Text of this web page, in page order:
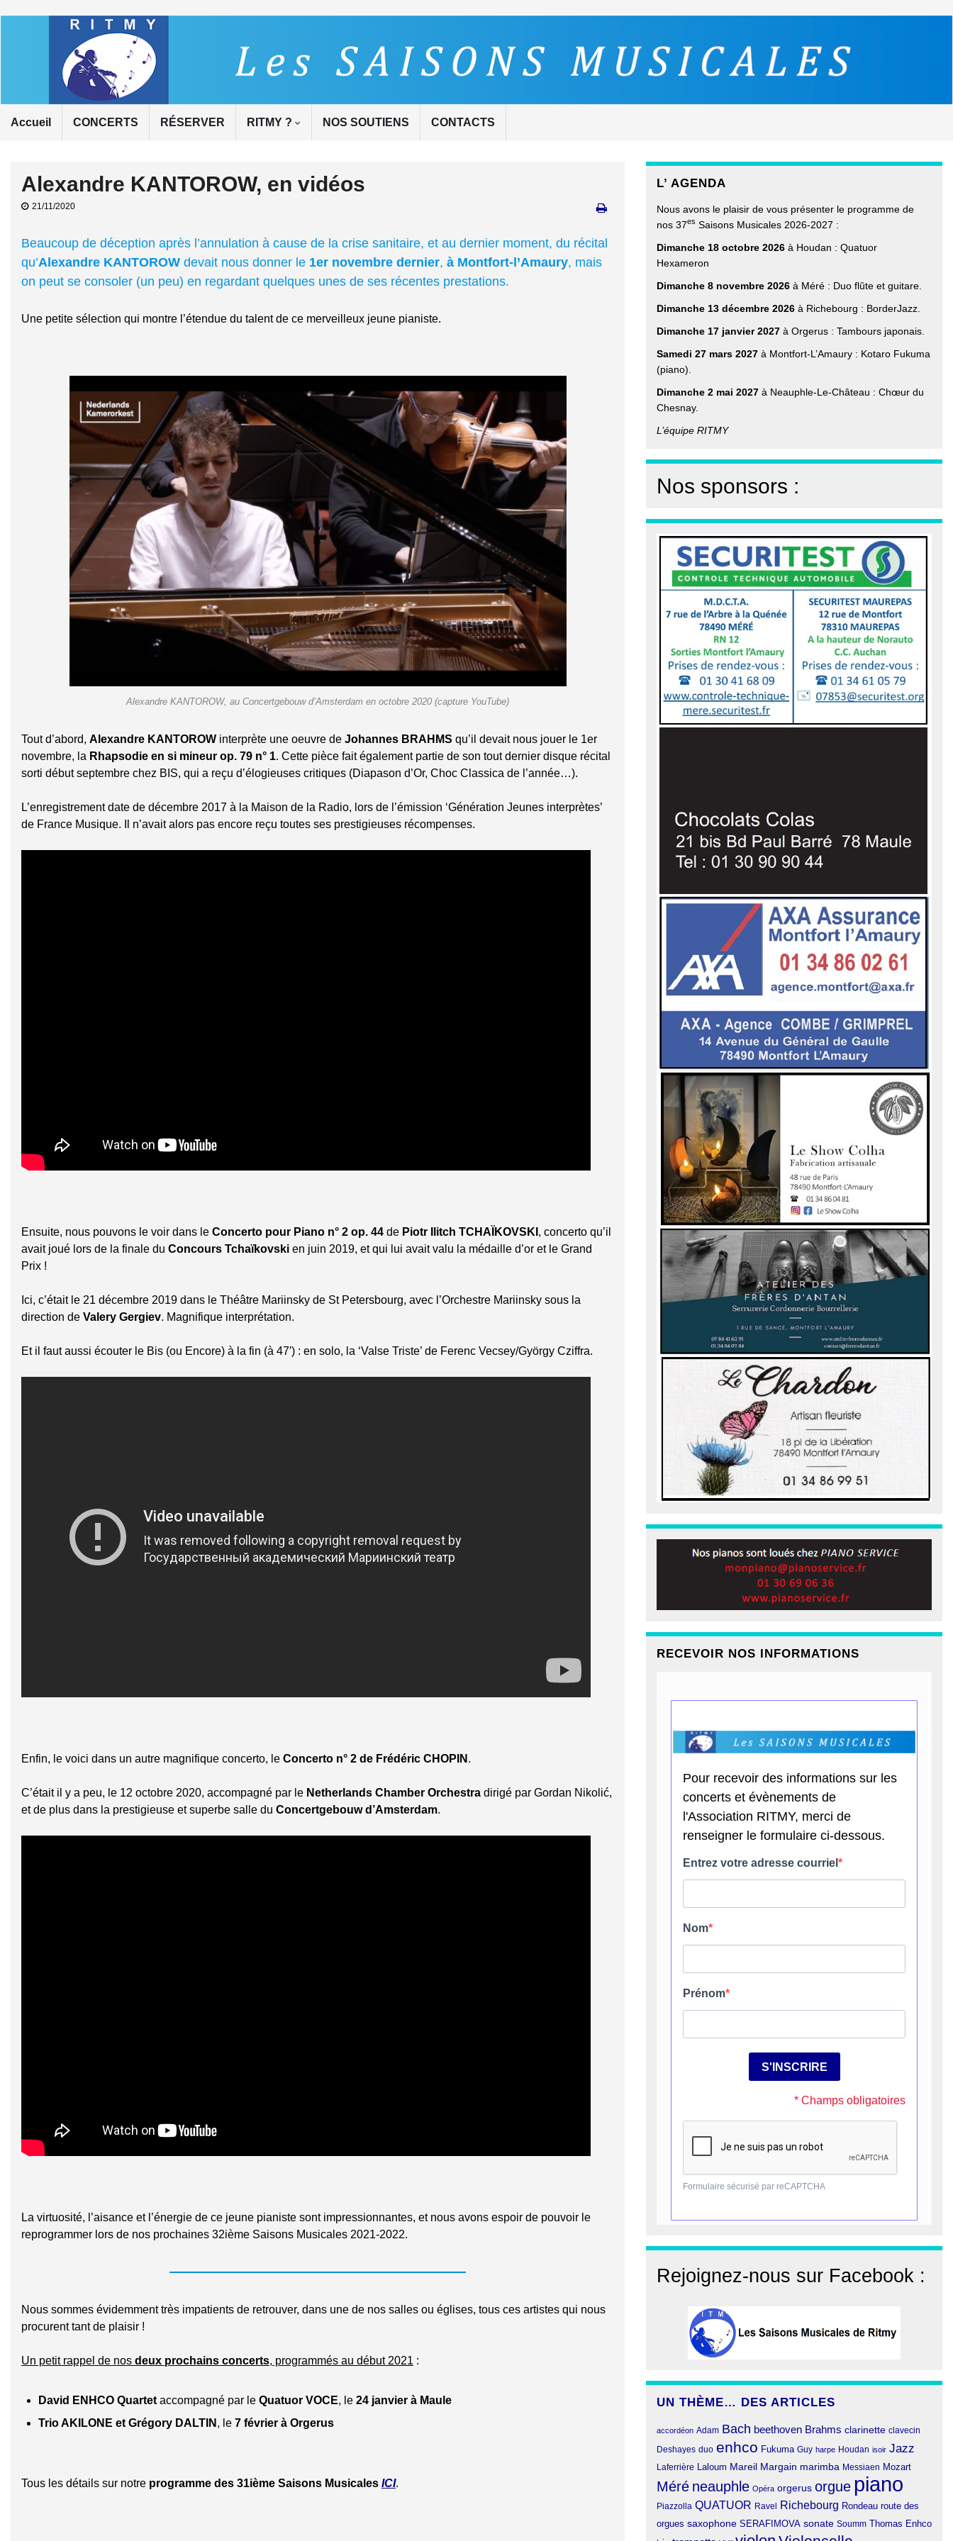
Accueil CONCERTS RÉSERVER RITMY ? NOS SOUTIENS CONTACTS
Alexandre KANTOROW, en vidéos
21/11/2020
Beaucoup de déception après l’annulation à cause de la crise sanitaire, et au dernier moment, du récital
qu’Alexandre KANTOROW devait nous donner le 1er novembre dernier, à Montfort-l’Amaury, mais
on peut se consoler (un peu) en regardant quelques unes de ses récentes prestations.
Une petite sélection qui montre l’étendue du talent de ce merveilleux jeune pianiste.
Alexandre KANTOROW, au Concertgebouw d’Amsterdam en octobre 2020 (capture YouTube)
Tout d’abord, Alexandre KANTOROW interprète une oeuvre de Johannes BRAHMS qu’il devait nous jouer le 1er
novembre, la Rhapsodie en si mineur op. 79 n° 1. Cette pièce fait également partie de son tout dernier disque récital
sorti début septembre chez BIS, qui a reçu d’élogieuses critiques (Diapason d’Or, Choc Classica de l’année…).
L’enregistrement date de décembre 2017 à la Maison de la Radio, lors de l’émission ‘Génération Jeunes interprètes’
de France Musique. Il n’avait alors pas encore reçu toutes ses prestigieuses récompenses.
Ensuite, nous pouvons le voir dans le Concerto pour Piano n° 2 op. 44 de Piotr Ilitch TCHAÏKOVSKI , concerto qu’il
avait joué lors de la finale du Concours Tchaïkovski en juin 2019, et qui lui avait valu la médaille d’or et le Grand
Prix !
Ici, c’était le 21 décembre 2019 dans le Théâtre Mariinsky de St Petersbourg, avec l’Orchestre Mariinsky sous la
direction de Valery Gergiev. Magnifique interprétation.
Et il faut aussi écouter le Bis (ou Encore) à la fin (à 47′) : en solo, la ‘Valse Triste’ de Ferenc Vecsey/György Cziffra.
Enfin, le voici dans un autre magnifique concerto, le Concerto n° 2 de Frédéric CHOPIN .
C’était il y a peu, le 12 octobre 2020, accompagné par le Netherlands Chamber Orchestra dirigé par Gordan Nikolić,
et de plus dans la prestigieuse et superbe salle du Concertgebouw d’Amsterdam.
La virtuosité, l’aisance et l’énergie de ce jeune pianiste sont impressionnantes, et nous avons espoir de pouvoir le
reprogrammer lors de nos prochaines 32ième Saisons Musicales 2021-2022.
Nous sommes évidemment très impatients de retrouver, dans une de nos salles ou églises, tous ces artistes qui nous
procurent tant de plaisir !
Un petit rappel de nos deux prochains concerts, programmés au début 2021 :
David ENHCO Quartet accompagné par le Quatuor VOCE, le 24 janvier à Maule
Trio AKILONE et Grégory DALTIN , le 7 février à Orgerus
Tous les détails sur notre programme des 31ième Saisons Musicales ICI.
L’ AGENDA
Nous avons le plaisir de vous présenter le programme de
nos 37es Saisons Musicales 2026-2027 :
Dimanche 18 octobre 2026 à Houdan : Quatuor
Hexameron
Dimanche 8 novembre 2026 à Méré : Duo flûte et guitare.
Dimanche 13 décembre 2026 à Richebourg : BorderJazz.
Dimanche 17 janvier 2027 à Orgerus : Tambours japonais.
Samedi 27 mars 2027 à Montfort-L’Amaury : Kotaro Fukuma
(piano).
Dimanche 2 mai 2027 à Neauphle-Le-Château : Chœur du
Chesnay.
L’équipe RITMY
Nos sponsors :
RECEVOIR NOS INFORMATIONS
Rejoignez-nous sur Facebook :
UN THÈME… DES ARTICLES
accordéon Adam Bach beethoven Brahms clarinette clavecin
Deshayes duo enhco Fukuma Guy harpe Houdan isoir Jazz
Laferrière Laloum Mareil Margain marimba Messiaen Mozart
Méré neauphle Opéra orgerus orgue piano
Piazzolla QUATUOR Ravel Richebourg Rondeau route des
orgues saxophone SERAFIMOVA sonate Soumm Thomas Enhco